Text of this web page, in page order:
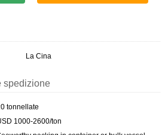
La Cina
spedizione
tonnellate
1000-2600/ton